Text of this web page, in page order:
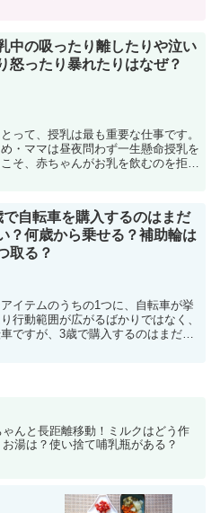
中の吸ったり離したりや泣い
怒ったり暴れたりはなぜ？
って、授乳は最も重要な仕事です。
・ママは昼夜問わず一生懸命授乳を
そ、赤ちゃんがお乳を飲むのを拒ん
で自転車を購入するのはまだ
？何歳から乗せる？補助輪は
取る？
イテムのうちの1つに、自転車が挙
行動範囲が広がるばかりではなく、
ですが、3歳で購入するのはまだ早
ゃんと長距離移動！ミルクはどう作
お湯は？使い捨て哺乳瓶がある？